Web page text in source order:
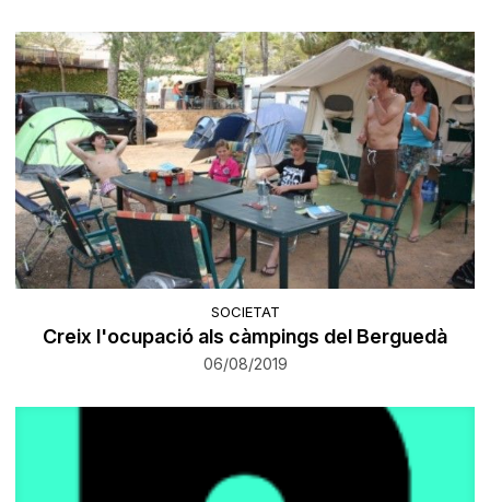
SOCIETAT
Creix l'ocupació als càmpings del Berguedà
06/08/2019